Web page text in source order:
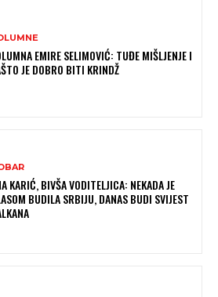
EMIRE SELIMOVIĆ: TUĐE MIŠLJENJE I
JE DOBRO BITI KRINDŽ
KARIĆ, BIVŠA VODITELJICA: NEKADA JE
BUDILA SRBIJU, DANAS BUDI SVIJEST